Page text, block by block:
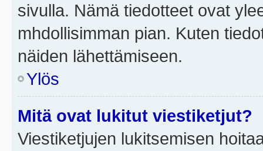
sivulla. Nämä tiedotteet ovat
mhdollisimman pian. Kuten
näiden lähettämiseen.
Ylös
Mitä ovat lukitut viestiketjut?
Viestiketjujen lukitsemisen